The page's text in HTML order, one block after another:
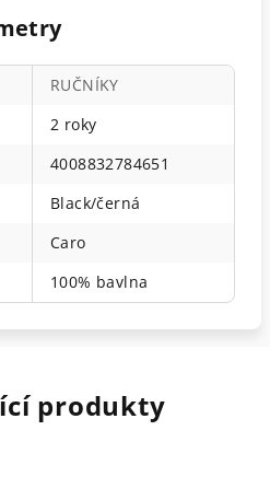
RUČNÍKY
2 roky
4008832784651
Black/černá
Caro
100% bavlna
produkty